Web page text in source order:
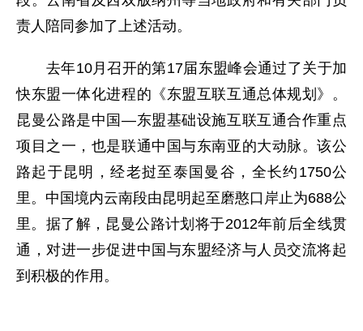
责人陪同参加了上述活动。
去年10月召开的第17届东盟峰会通过了关于加
快东盟一体化进程的《东盟互联互通总体规划》。
昆曼公路是中国—东盟基础设施互联互通合作重点
项目之一，也是联通中国与东南亚的大动脉。该公
路起于昆明，经老挝至泰国曼谷，全长约1750公
里。中国境内云南段由昆明起至磨憨口岸止为688公
里。据了解，昆曼公路计划将于2012年前后全线贯
通，对进一步促进中国与东盟经济与人员交流将起
到积极的作用。